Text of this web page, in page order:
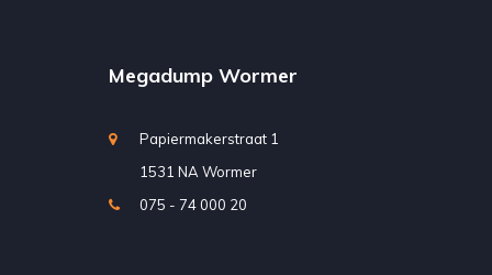
Megadump Wormer
Papiermakerstraat 1
1531 NA Wormer
075 - 74 000 20